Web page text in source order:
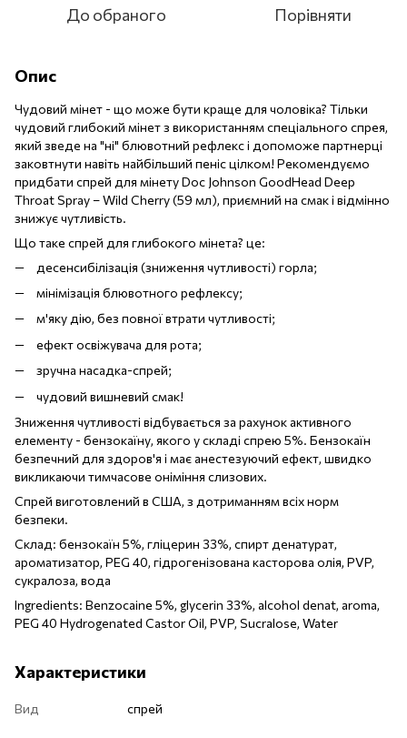
До обраного Порівняти
Опис
Чудовий мінет - що може бути краще для чоловіка? Тільки
чудовий глибокий мінет з використанням спеціального спрея,
який зведе на "ні" блювотний рефлекс і допоможе партнерці
заковтнути навіть найбільший пеніс цілком! Рекомендуємо
придбати спрей для мінету Doc Johnson GoodHead Deep
Throat Spray – Wild Cherry (59 мл), приємний на смак і відмінно
знижує чутливість.
Що таке спрей для глибокого мінета? це:
десенсибілізація (зниження чутливості) горла;
мінімізація блювотного рефлексу;
м'яку дію, без повної втрати чутливості;
ефект освіжувача для рота;
зручна насадка-спрей;
чудовий вишневий смак!
Зниження чутливості відбувається за рахунок активного
елементу - бензокаїну, якого у складі спрею 5%. Бензокаїн
безпечний для здоров'я і має анестезуючий ефект, швидко
викликаючи тимчасове оніміння слизових.
Спрей виготовлений в США, з дотриманням всіх норм
безпеки.
Склад: бензокаїн 5%, гліцерин 33%, спирт денатурат,
ароматизатор, PEG 40, гідрогенізована касторова олія, PVP,
сукралоза, вода
Ingredients: Benzocaine 5%, glycerin 33%, alcohol denat, aroma,
PEG 40 Hydrogenated Castor Oil, PVP, Sucralose, Water
Характеристики
Вид спрей